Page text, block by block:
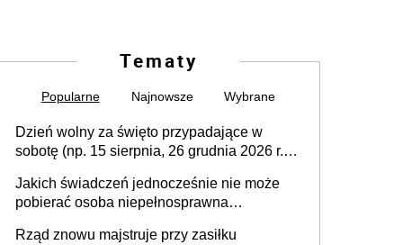
Tematy
Popularne Najnowsze Wybrane
Dzień wolny za święto przypadające w
sobotę (np. 15 sierpnia, 26 grudnia 2026 r.) –
pracodawcy (sektor prywatny i administracja
publiczna), najczęstsze pytania
Jakich świadczeń jednocześnie nie może
pobierać osoba niepełnosprawna
Rząd znowu majstruje przy zasiłku